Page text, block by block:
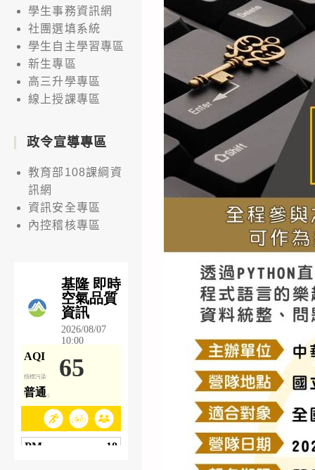
學生事務資訊網
社團選填系統
學生自主學習專區
新生專區
高三升學專區
線上授課專區
政令宣導專區
教育部108課綱資
訊網
資訊安全專區
內控稽核專區